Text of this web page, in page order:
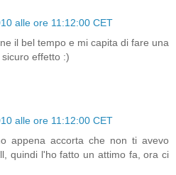
alle ore 11:12:00 CET
il bel tempo e mi capita di fare una
effetto :)
alle ore 11:12:00 CET
appena accorta che non ti avevo
quindi l'ho fatto un attimo fa, ora ci